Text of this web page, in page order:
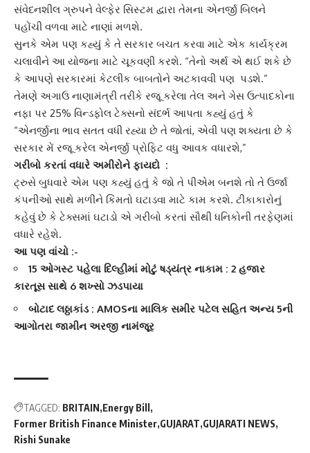
સંવેદનશીલ ગ્રુપને વેલ્ફેર સિસ્ટમ દ્વારા તેમના એનર્જી બિલને
પહોંચી વળવા માટે નાણાં મળશે.
સુનકે એમ પણ કહ્યું કે તે સરકાર બચત કરવા માટે એક કાર્યક્રમ
ચલાવીને આ યોજના માટે ચૂકવણી કરશે. “તેનો અર્થ એ થઈ શકે છે
કે આપણે સરકારમાં કેટલીક બાબતોને અટકાવવી પણ પડશે.”
તેમણે અગાઉ નાણામંત્રી તરીકે રજૂ કરેલા તેલ અને ગેસ ઉત્પાદકોના
નફા પર 25% વિન્ડફોલ ટેક્સનો સંદર્ભ આપતા કહ્યું હતું કે
“એનર્જીના ભાવ સતત વધી રહ્યા છે તે જોતાં, એવી પણ શક્યતા છે કે
સરકાર મેં રજૂ કરેલ એનર્જી પ્રોફિટ વધુ આવક વધારશે,”
ગરીબો કરતાં વધારે અમીરોને ફાયદો :
ટ્રુસે બુધવારે એમ પણ કહ્યું હતું કે જો તે પીએમ બનશે તો તે ઉર્જા
કંપનીઓ સાથે મળીને કિંમતો ઘટાડવા માટે કામ કરશે. ટીકાકારોનું
કહેવું છે કે ટેક્સમાં ઘટાડો એ ગરીબો કરતાં સૌથી ધનિકોની તરફેણમાં
વધારે રહેશે.
આ પણ વાંચો :-
15 ઓગસ્ટ પહેલા દિલ્હીમાં મોટું ષડ્યંત્ર નાકામ : 2 હજાર
કારતૂસ સાથે 6 શખ્સો ઝડપાયા
બોટાદ લઠ્ઠાકાંડ : AMOSના માલિક સમીર પટેલ સહિત અન્ય 5ની
આગોતરા જામીન અરજી નામંજૂર
TAGGED: BRITAIN Energy Bill
Former British Finance Minister GUJARAT GUJARATI NEWS
Rishi Sunake